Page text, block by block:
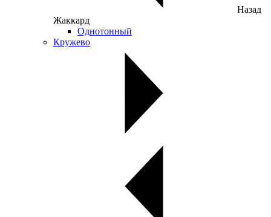
Назад
Жаккард
Однотонный
Кружево